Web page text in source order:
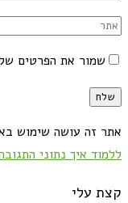
שמור את הפרטים
אתר זה עושה שימוש
ללמוד איך נתוני
קצת עלי